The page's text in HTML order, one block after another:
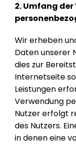
2. Umfang
Wir erheben
Daten unserer
dies zur
Internetseite
Leistungen
Verwendung
Nutzer erfolgt
des Nutzers.
in denen eine